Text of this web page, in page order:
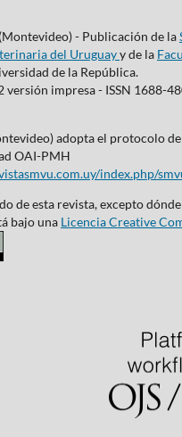
- Publicación de la
del Uruguayy de la
de la República.
versión impresa - ISSN 1688-
adopta el protocolo de
OAI-PMH
index.php/
de esta revista, excepto
bajo una Licencia Creative